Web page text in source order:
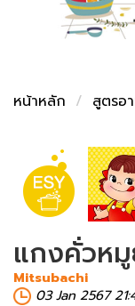
เปรียบเที
หน้าหลัก
สูตรอ
แกงคั่วห
Mitsubachi
03 Jan 2567